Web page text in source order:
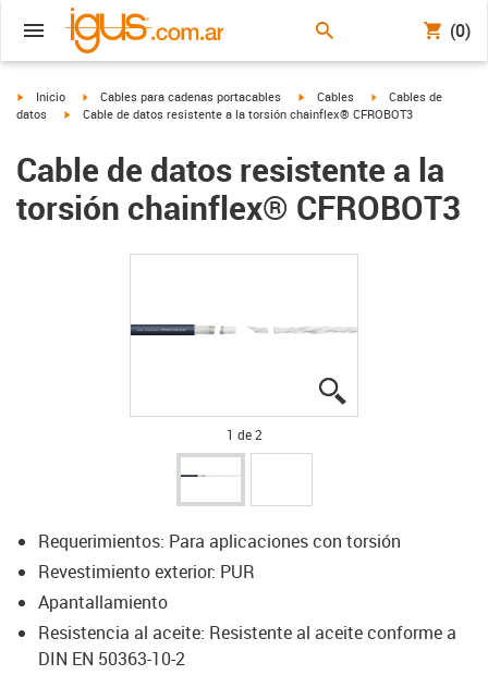
(0)
igus-icon-arrow-right
Inicio igus-icon-arrow-right
Cables para cadenas portacables igus-icon-arrow-right
Cables igus-icon-arrow-right
Cables de
datos
igus-icon-arrow-right
Cable de datos resistente a la torsión chainflex® CFROBOT3
Cable de datos resistente a la
torsión chainflex® CFROBOT3
1 de 2
Requerimientos: Para aplicaciones con torsión
Revestimiento exterior: PUR
Apantallamiento
Resistencia al aceite: Resistente al aceite conforme a
DIN EN 50363-10-2